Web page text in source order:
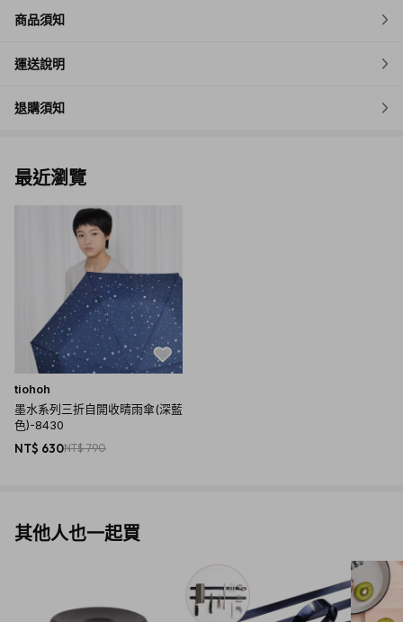
商品須知
運送說明
退購須知
最近瀏覽
tiohoh
墨水系列三折自開收晴雨傘(深藍
色)-8430
NT$ 630NT$ 790
其他人也一起買